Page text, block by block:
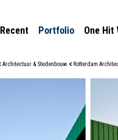
Recent Portfolio One Hit
Architectuur & Stedenbouw Rotterdam